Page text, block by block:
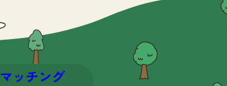
マッチング